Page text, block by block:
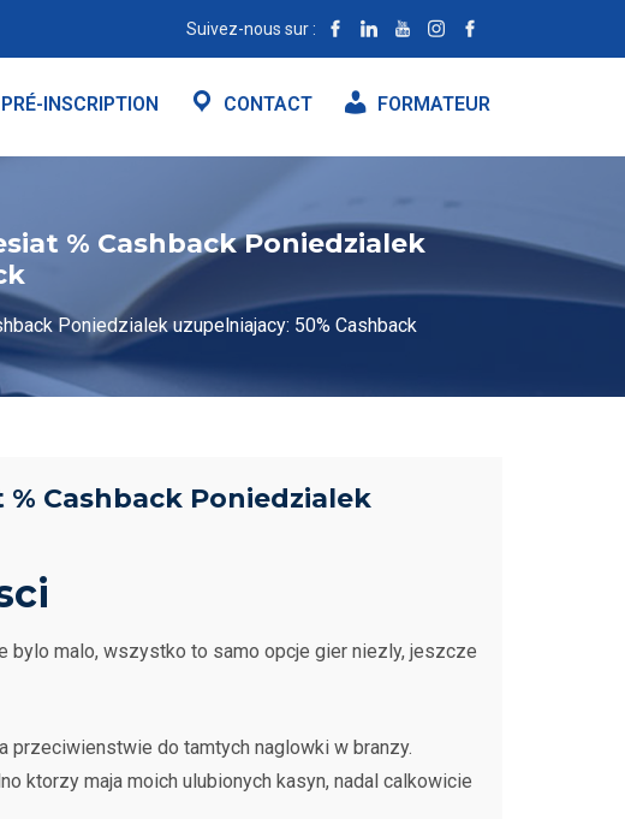
Suivez-nous sur :
PRÉ-INSCRIPTION CONTACT FORMATEUR
% Cashback Poniedzialek
Poniedzialek uzupelniajacy: 50% Cashback
% Cashback Poniedzialek
bylo malo, wszystko to samo opcje gier niezly, jeszcze
przeciwienstwie do tamtych naglowki w branzy.
ktorzy maja moich ulubionych kasyn, nadal calkowicie